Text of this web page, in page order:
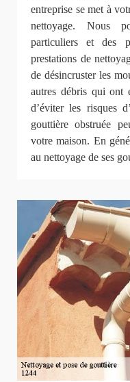
entreprise se met à
nettoyage. Nous
particuliers et des
prestations de
de désincruster les
autres débris qui ont
d’éviter les risques
gouttière obstruée
votre maison. En
au nettoyage de ses